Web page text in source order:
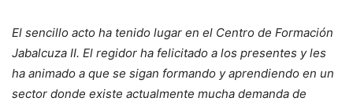
El sencillo acto ha tenido lugar en el Centro de Formación
Jabalcuza II. El regidor ha felicitado a los presentes y les
ha animado a que se sigan formando y aprendiendo en un
sector donde existe actualmente mucha demanda de